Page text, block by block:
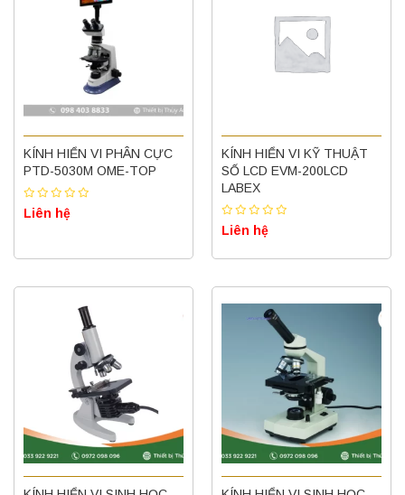
KÍNH HIỂN VI PHÂN CỰC
PTD-5030M OME-TOP
Liên hệ
KÍNH HIỂN VI KỸ THUẬT
SỐ LCD EVM-200LCD
LABEX
Liên hệ